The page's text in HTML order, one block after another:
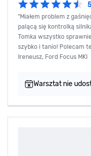
"Miałem problem z
palącą się kontrolką
Tomka wszystko
szybko i tanio! Polecam
Ireneusz, Ford Focus MKI
Warsztat nie